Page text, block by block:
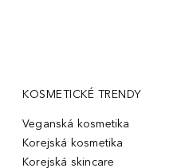
KOSMETICKÉ TRENDY
Veganská kosmetika
Korejská kosmetika
Korejská skincare